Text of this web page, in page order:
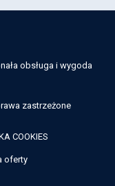
obsługa i wygoda
zastrzeżone
COOKIES
oferty